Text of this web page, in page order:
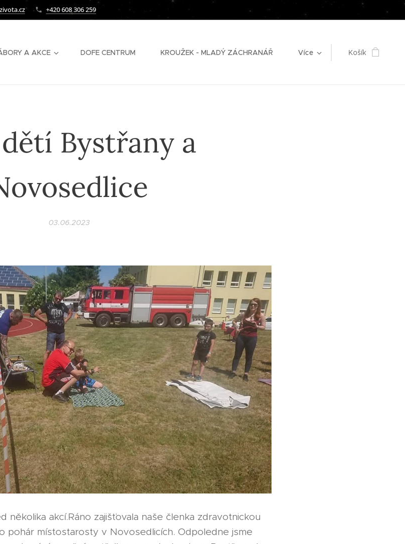
+420 608 306 259
A AKCE DOFE CENTRUM KROUŽEK - MLADÝ ZÁCHRANÁŘ Více Košík
Bystřany a
03.06.2023
několika akcí.Ráno zajišťovala naše členka zdravotnickou
pohár místostarosty v Novosedlicích. Odpoledne jsme